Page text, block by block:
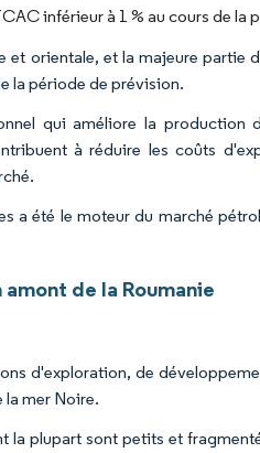
inférieur à 1 % au cours de la
et orientale, et la majeure partie
la période de prévision.
qui améliore la production
à réduire les coûts
a été le moteur du marché
de la Roumanie
d'exploration, de
la mer Noire.
plupart sont petits et